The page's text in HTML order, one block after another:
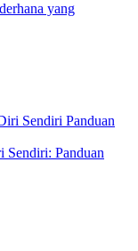
yang
Sendiri: Panduan